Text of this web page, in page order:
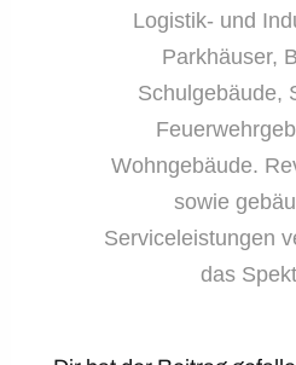
Logistik- und
Parkhäuser,
Schulgebäude,
Wohngebäude.
sowie
Serviceleistungen
das